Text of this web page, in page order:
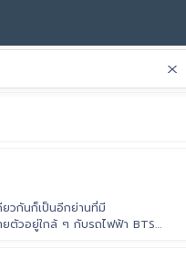
วกันก็เป็นอีกย่านที่มี
ตัวอยู่ใกล้ ๆ กับรถไฟฟ้า BTS